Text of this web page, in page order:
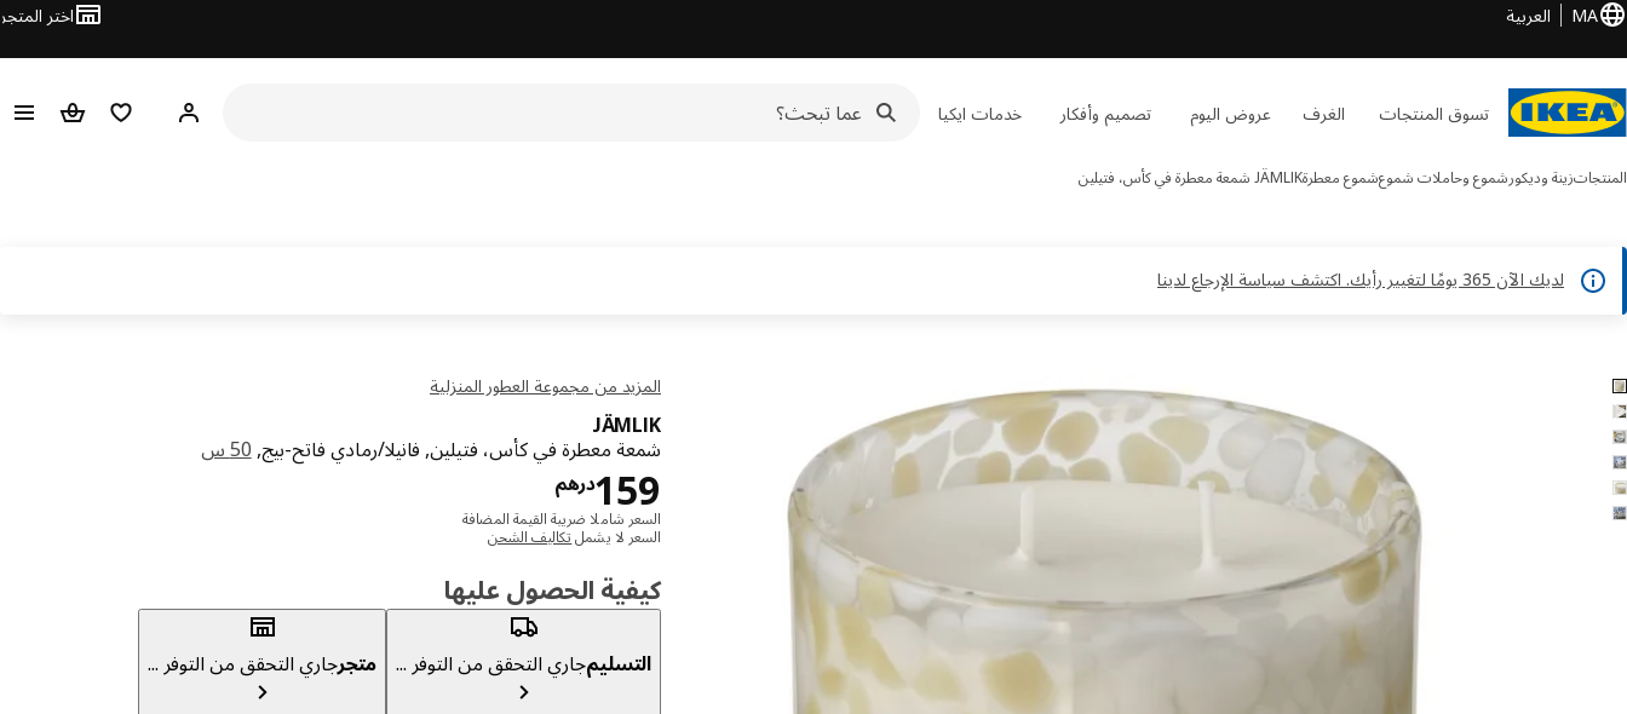
MA العربية اختر المتجر
تسوق المنتجات الغرف عروض اليوم تصميم وأفكار خدمات ايكيا مرحباً! تسجيل الدخول
قائمه التسوق
حقيبة
المنتجاتزينة وديكورشموع وحاملات شموعشموع معطرةJÄMLIK شمعة معطرة في كأس، فتيلين
لديك الآن 365 يومًا لتغيير رأيك. اكتشف سياسة الإرجاع لدينا
6 JÄMLIK الصور الصور المزيد من مجموعة العطور المنزلية
JÄMLIK
شمعة معطرة في كأس، فتيلين, فانيلا/رمادي فاتح-بيج, 50 س
درهم159
السعر شاملا ضريبة القيمة المضافة
السعر لا يشمل تكاليف الشحن
كيفية الحصول عليها
التسليمجاري التحقق من التوفر ... متجرجاري التحقق من التوفر ...